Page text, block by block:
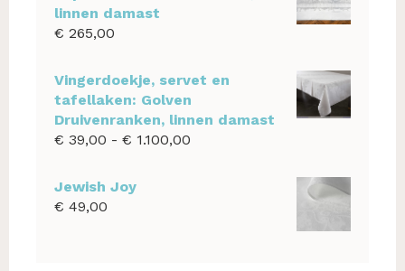
€ 925,00.
linnen damast
€ 265,00
Vingerdoekje, servet en
tafellaken: Golven
Druivenranken, linnen damast
€ 39,00 - € 1.100,00
Jewish Joy
€ 49,00